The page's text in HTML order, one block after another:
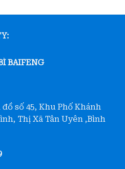
BAIFENG
số 45, Khu Phố Khánh
Thị Xã Tân Uyên ,Bình